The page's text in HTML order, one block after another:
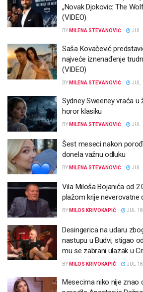
„Novak Djokovic: The
(VIDEO)
BY MILENA STEVANOVIĆ JUL
Saša Kovačević
najveće iznenađenje
(VIDEO)
BY MILENA STEVANOVIĆ JUL
Sydney Sweeney vraća
horor klasiku
BY MILENA STEVANOVIĆ JUL
Šest meseci nakon
donela važnu odluku
BY MILENA STEVANOVIĆ JUL
Vila Miloša Bojanića od
plažom krije neverovatne
BY MILOS KRIVOKAPIĆ JUL
Desingerica na udaru
nastupu u Budvi, stigao
mu se zabrani ulazak u
BY MILOS KRIVOKAPIĆ JUL
Mesecima niko nije znao